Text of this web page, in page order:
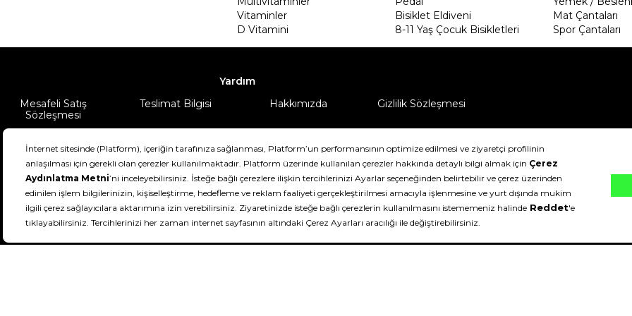
Vitaminler
D Vitamini
Bisiklet Eldiveni
8-11 Yaş Çocuk Bisikletleri
Mat Çantaları
Spor Çantaları
Yardım
Mesafeli Satış
Sözleşmesi
Teslimat Bilgisi Hakkımızda Gizlilik Sözleşmesi
DeFactoFIT ©️ 2022-2026. Tüm hakları saklıdır.